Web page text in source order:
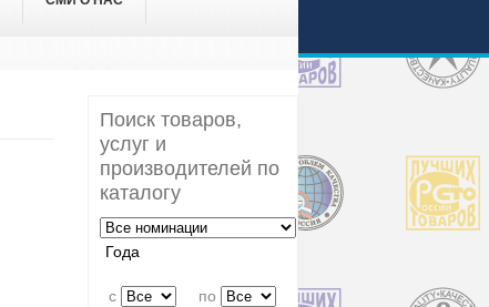
Поиск товаров,
услуг и
производителей по
каталогу
Года
c по